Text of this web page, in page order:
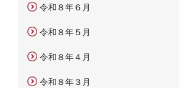
令和８年６月
令和８年５月
令和８年４月
令和８年３月